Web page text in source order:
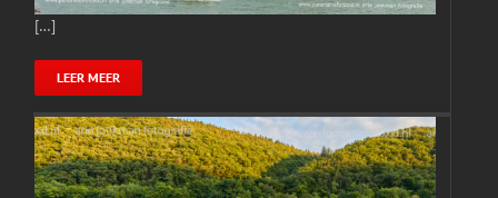
[…]
LEER MEER